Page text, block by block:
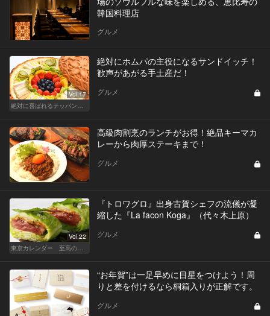
韓国料理店
グルメ
Vol.17
絶対にホムパの主役になるサンドイッチ！
歓声があがる手土産だ！
グルメ
高級肉割烹のランチがお得！絶品キーマカ
レーから肉厚ステーキまで！
グルメ
Vol.22
『トロワグロ』出身古賀シェフの流儀が凝
縮した『La facon Koga』（代々木上原）
グルメ
“お年賀”は一足早めに目星をつけよう！周
りと差を付けるなら桐箱入りが正解です。
グルメ